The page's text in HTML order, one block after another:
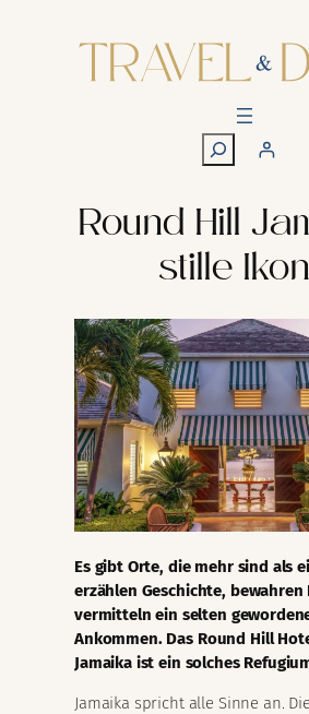
u
h
Round Hill
stille
Es gibt Orte, die mehr sind als
erzählen Geschichte,
vermitteln ein selten
Ankommen. Das Round Hill
Jamaika ist ein solches
Jamaika spricht alle Sinne an.